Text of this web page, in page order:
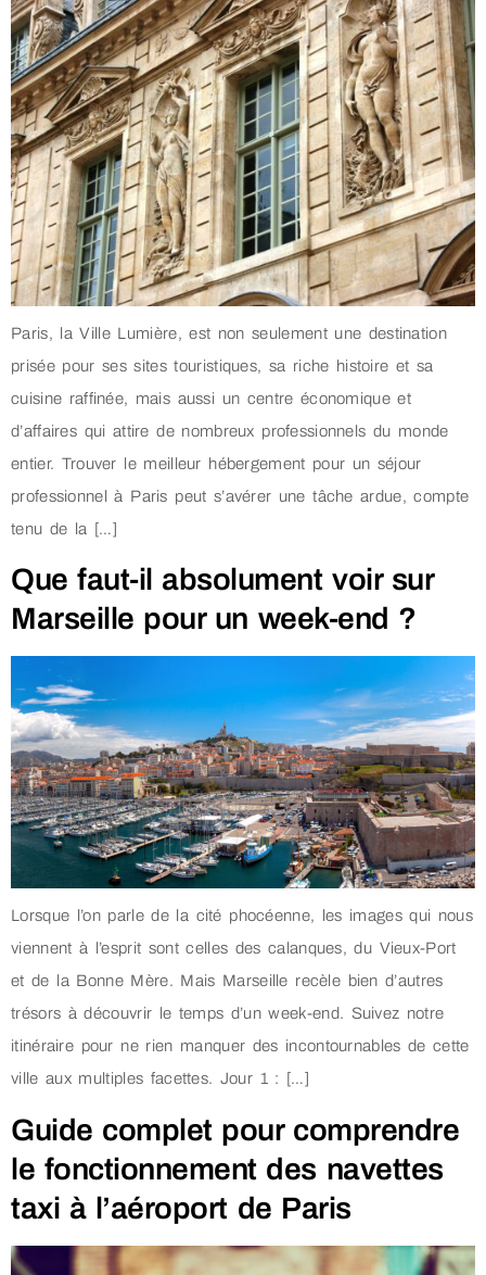
Paris, la Ville Lumière, est non seulement une destination
prisée pour ses sites touristiques, sa riche histoire et sa
cuisine raffinée, mais aussi un centre économique et
d’affaires qui attire de nombreux professionnels du monde
entier. Trouver le meilleur hébergement pour un séjour
professionnel à Paris peut s’avérer une tâche ardue, compte
tenu de la […]
Que faut-il absolument voir sur
Marseille pour un week-end ?
Lorsque l’on parle de la cité phocéenne, les images qui nous
viennent à l’esprit sont celles des calanques, du Vieux-Port
et de la Bonne Mère. Mais Marseille recèle bien d’autres
trésors à découvrir le temps d’un week-end. Suivez notre
itinéraire pour ne rien manquer des incontournables de cette
ville aux multiples facettes. Jour 1 : […]
Guide complet pour comprendre
le fonctionnement des navettes
taxi à l’aéroport de Paris